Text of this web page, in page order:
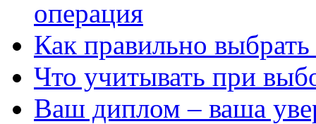
операция
Как правильно
Что учитывать при
Ваш диплом – ваша